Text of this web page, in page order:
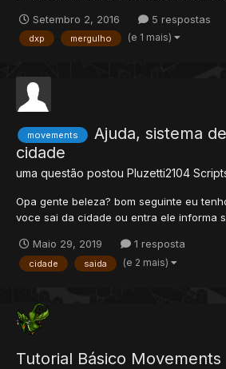
data/movements/movements.xml
fromid="5405" toid="5410" event="script"
Setembro 2, 2016 5 respostas
dxp mergulho (e 1 mais)
movements
Ajuda, sistema
cidade
uma questão postou Pluzetti2104
Opa gente beleza? bom seguinte eu
voce sai da cidade ou entra ele informa
configurado pra quando sair para o lado
agora eu queria saber, eu fui colocar na
Maio 29, 2019 1 resposta
cidade saida (e 2 mais)
Tutorial Básico Movements